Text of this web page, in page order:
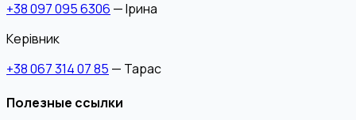
+38 097 095 6306 — Ірина
Керівник
+38 067 314 07 85 — Тарас
Полезные ссылки